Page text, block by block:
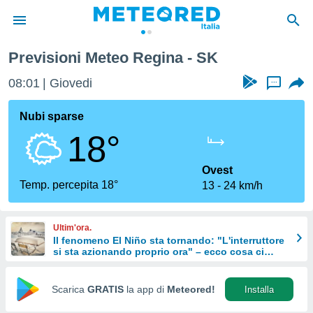
di
per
le
di
Web
Previsioni Meteo Regina - SK
08:01 Giovedi ...
Nubi sparse
18°
Temp. percepita 18°
Ovest
13
24 km/h
Ultim'ora.
Il fenomeno El Niño sta tornando: "L'interruttore
si sta azionando proprio ora" – ecco cosa ci
Scarica GRATIS la app di Meteored! Installa